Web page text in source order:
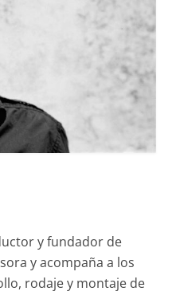
y fundador de
y acompaña a los
rodaje y montaje de